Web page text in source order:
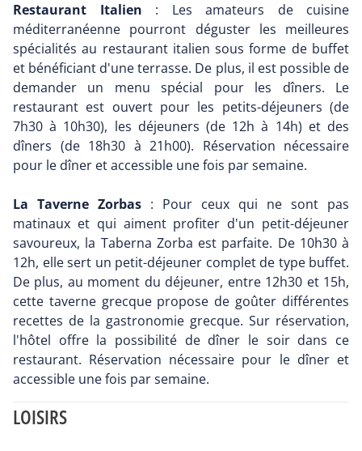
Restaurant Italien : Les amateurs de cuisine
méditerranéenne pourront déguster les meilleures
spécialités au restaurant italien sous forme de buffet
et bénéficiant d'une terrasse. De plus, il est possible de
demander un menu spécial pour les dîners. Le
restaurant est ouvert pour les petits-déjeuners (de
7h30 à 10h30), les déjeuners (de 12h à 14h) et des
dîners (de 18h30 à 21h00). Réservation nécessaire
pour le dîner et accessible une fois par semaine.
La Taverne Zorbas : Pour ceux qui ne sont pas
matinaux et qui aiment profiter d'un petit-déjeuner
savoureux, la Taberna Zorba est parfaite. De 10h30 à
12h, elle sert un petit-déjeuner complet de type buffet.
De plus, au moment du déjeuner, entre 12h30 et 15h,
cette taverne grecque propose de goûter différentes
recettes de la gastronomie grecque. Sur réservation,
l'hôtel offre la possibilité de dîner le soir dans ce
restaurant. Réservation nécessaire pour le dîner et
accessible une fois par semaine.
LOISIRS